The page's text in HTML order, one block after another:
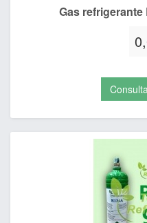
Gas refrigerante